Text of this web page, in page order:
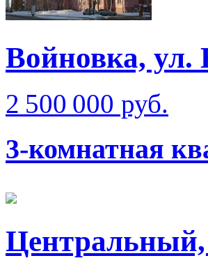
Войновка, ул.
2 500 000 руб.
3-комнатная
Центральный,